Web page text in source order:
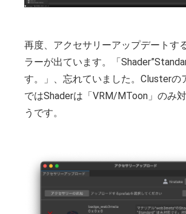
再度、アクセサリーアップデートす
ラーが出ています。「
す。」、忘れていました。Clusterの
ではShaderは「VRM/MToon」のみ
うです。